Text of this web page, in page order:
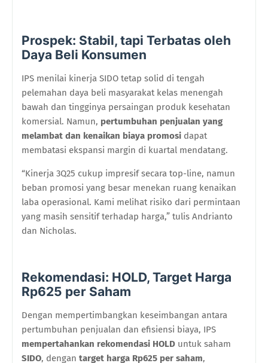
Prospek: Stabil, tapi Terbatas oleh
Daya Beli Konsumen
IPS menilai kinerja SIDO tetap solid di tengah
pelemahan daya beli masyarakat kelas menengah
bawah dan tingginya persaingan produk kesehatan
komersial. Namun, pertumbuhan penjualan yang
melambat dan kenaikan biaya promosi dapat
membatasi ekspansi margin di kuartal mendatang.
“Kinerja 3Q25 cukup impresif secara top-line, namun
beban promosi yang besar menekan ruang kenaikan
laba operasional. Kami melihat risiko dari permintaan
yang masih sensitif terhadap harga,” tulis Andrianto
dan Nicholas.
Rekomendasi: HOLD, Target Harga
Rp625 per Saham
Dengan mempertimbangkan keseimbangan antara
pertumbuhan penjualan dan efisiensi biaya, IPS
mempertahankan rekomendasi HOLD untuk saham
SIDO, dengan target harga Rp625 per saham,